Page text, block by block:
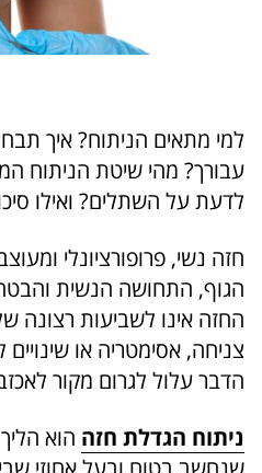
למי מתאים הניתוח? איך
עבורך? מהי שיטת הניתוח
לדעת על השתלים? ואילו
חזה נשי, פרופורציונלי
הגוף, התחושה הנשית
החזה אינו לשביעות רצונה
צניחה, אסימטריה או
הדבר עלול לגרום מקור
ניתוח הגדלת חזה הוא